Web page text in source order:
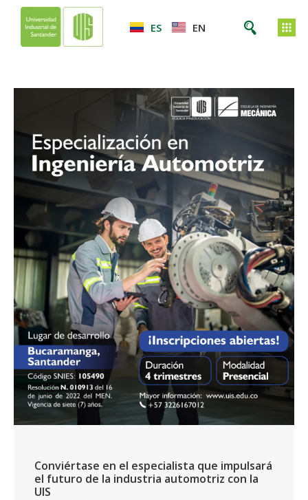
ES EN
Conviértase en el especialista que impulsará
el futuro de la industria automotriz con la
UIS